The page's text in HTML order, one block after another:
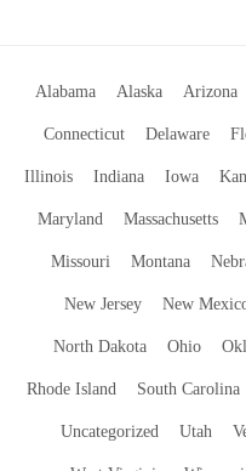
Alabama Alaska Arizona
Connecticut Delaware
Illinois Indiana Iowa
Maryland Massachusetts
Missouri Montana
New Jersey New
North Dakota Ohio
Rhode Island South Carolina
Uncategorized Utah